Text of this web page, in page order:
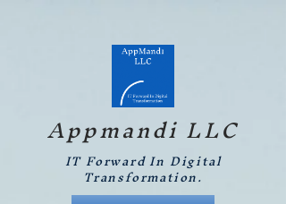
Appmandi LLC
IT Forward In Digital
Transformation.